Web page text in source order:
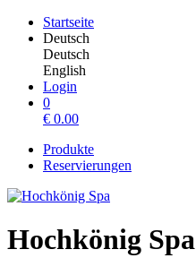
Startseite
Deutsch
Deutsch
English
Login
0
€ 0.00
Produkte
Reservierungen
Hochkönig Spa